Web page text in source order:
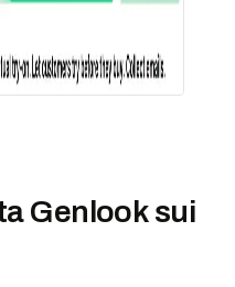
Genlook sui